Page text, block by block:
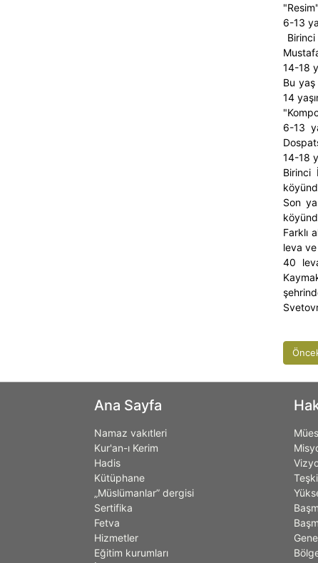
6-13
14-18
Bu
14
6-13
14-18
Birinci
Son
Farklı
leva
40
Ana Sayfa
Namaz vakıtleri
Kur'an-ı Kerim
Hadis
Kütüphane
„Müslümanlar” dergisi
Sertifika
Fetva
Hizmetler
Eğitim kurumları